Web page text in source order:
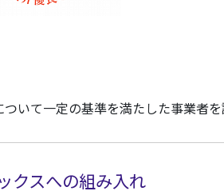
一定の基準を満たした事
クスへの組み入れ